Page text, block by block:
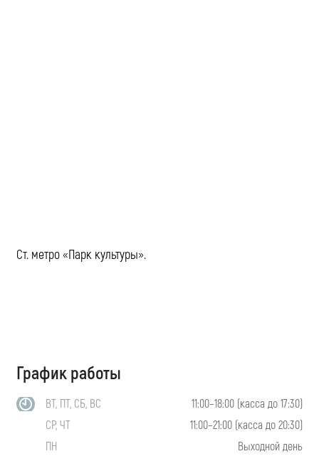
Ст. метро «Парк культуры».
График работы
ВТ, ПТ, СБ, ВС
11:00–18:00 (касса до 17:30)
СР, ЧТ
11:00–21:00 (касса до 20:30)
ПН
Выходной день